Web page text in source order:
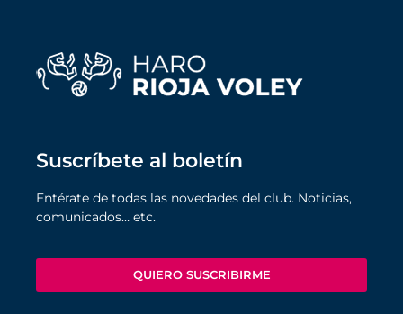
Suscríbete al boletín
Entérate de todas las novedades del club. Noticias,
comunicados… etc.
QUIERO SUSCRIBIRME